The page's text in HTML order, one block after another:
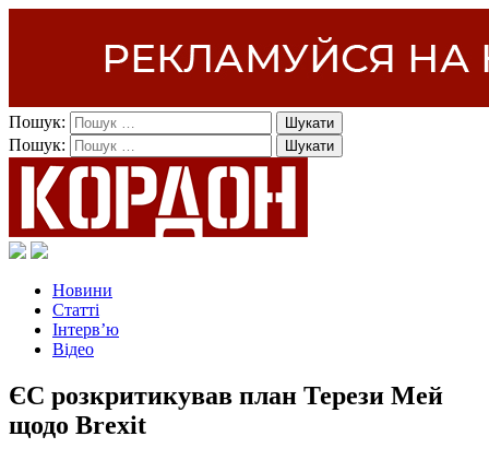
Пошук:
Пошук:
Новини
Статті
Інтерв’ю
Відео
ЄС розкритикував план Терези Мей
щодо Brexit